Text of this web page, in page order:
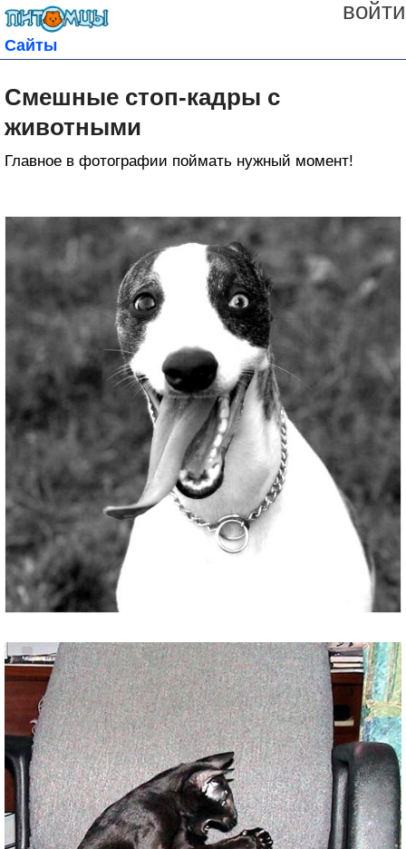
войти
Сайты
Смешные стоп-кадры с
животными
Главное в фотографии поймать нужный момент!